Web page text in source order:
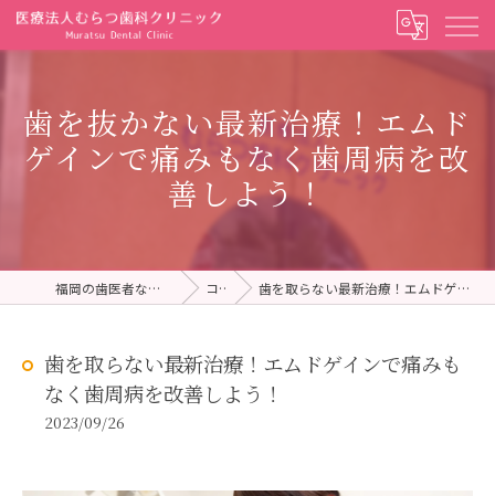
歯を抜かない最新治療！エムド
ゲインで痛みもなく歯周病を改
善しよう！
福岡の歯医者ならむらつ歯科クリニック コラム 歯を取らない最新治療！エムドゲインで痛みもなく歯周病を改善しよう！
歯を取らない最新治療！エムドゲインで痛みも
なく歯周病を改善しよう！
2023/09/26